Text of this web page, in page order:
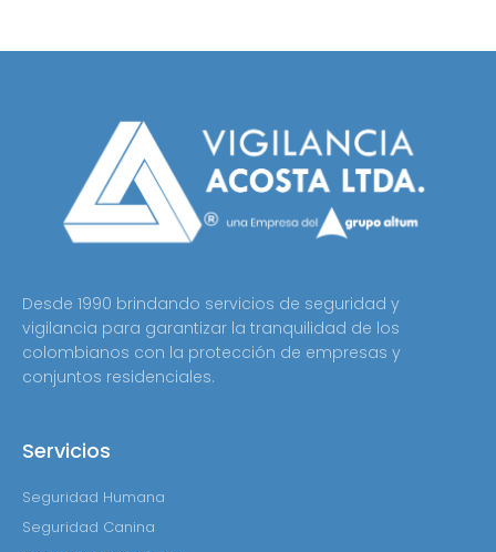
Desde 1990 brindando servicios de seguridad y
vigilancia para garantizar la tranquilidad de los
colombianos con la protección de empresas y
conjuntos residenciales.
Servicios
Seguridad Humana
Seguridad Canina